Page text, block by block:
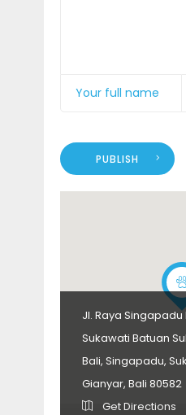
PUBLISH
Jl. Raya
Sukawati Batuan
Bali, Singapadu,
Gianyar, Bali 80582
Get Directions